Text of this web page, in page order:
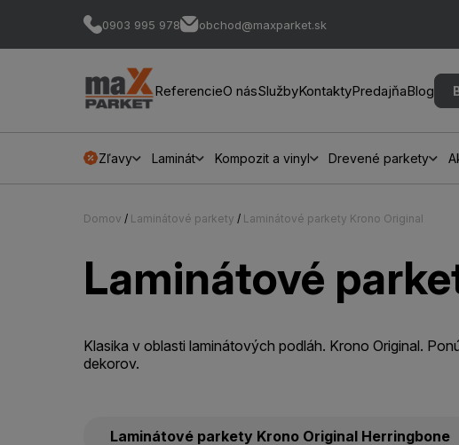
0903 995 978 obchod@maxparket.sk
ReferencieO násSlužbyKontaktyPredajňaBlog
Zľavy Laminát Kompozit a vinyl Drevené parkety
Domov / Laminátové parkety / Laminátové parkety Krono Original
Laminátové
Klasika v oblasti laminátových podláh. Krono Original.
dekorov.
Laminátové parkety Krono Original Herringbone